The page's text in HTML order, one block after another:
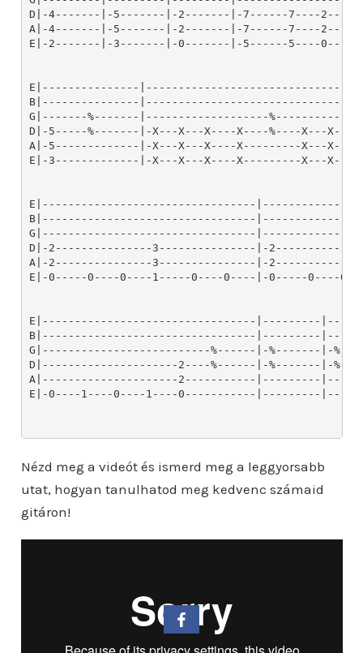
Nézd meg a videót és ismerd meg a leggyorsabb
utat, hogyan tanulhatod meg kedvenc számaid
gitáron!